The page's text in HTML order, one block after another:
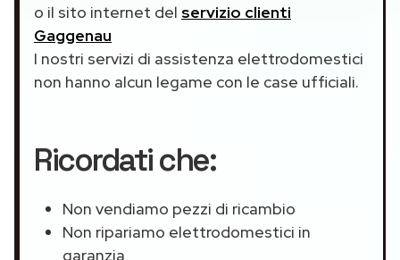
o il sito internet del servizio clienti
Gaggenau
I nostri servizi di assistenza elettrodomestici
non hanno alcun legame con le case ufficiali.
Ricordati che:
Non vendiamo pezzi di ricambio
Non ripariamo elettrodomestici in
garanzia